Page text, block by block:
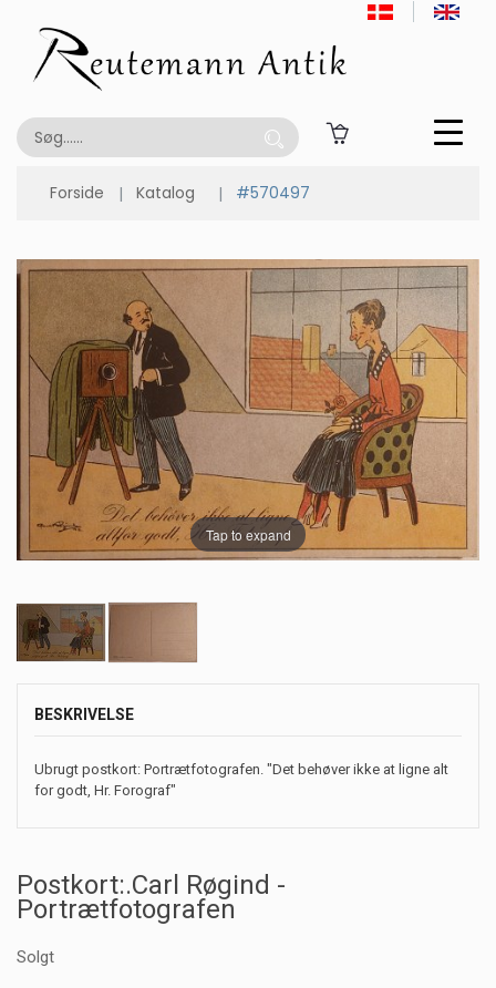
Forside Katalog #570497
Tap to expand
BESKRIVELSE
Ubrugt postkort: Portrætfotografen. "Det behøver ikke at ligne alt
for godt, Hr. Forograf"
Postkort:.Carl Røgind -
Portrætfotografen
Solgt